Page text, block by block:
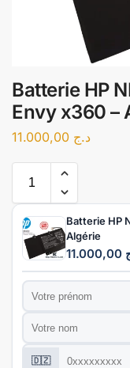
Batterie HP
Envy x360 –
د.ج
Batterie HP
Algérie
11.000,00
Prénom
Nom
Téléphone
🇩🇿